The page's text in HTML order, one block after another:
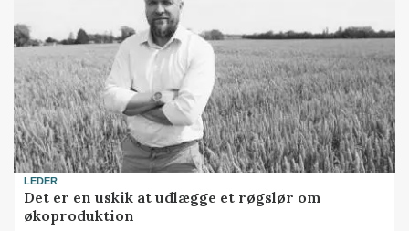
LEDER
Det er en uskik at udlægge et røgslør om
økoproduktion